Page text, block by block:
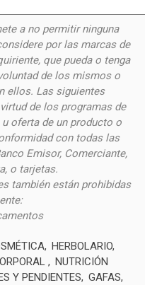
a no permitir ninguna
por las marcas de
que pueda o tenga
de los mismos o
ellos. Las siguientes
de los programas de
oferta de un producto o
con todas las
Emisor, Comerciante,
o tarjetas.
también están prohibidas
HERBOLARIO
NUTRICIÓN
Y PENDIENTES
GAFAS